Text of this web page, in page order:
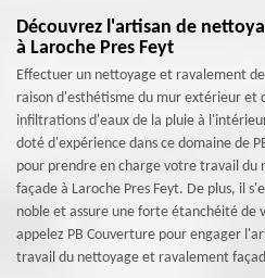
Découvrez l'artisan de
à Laroche Pres Feyt
Effectuer un nettoyage et ravalement
raison d'esthétisme du mur extérieur et
infiltrations d'eaux de la pluie à
doté d'expérience dans ce domaine de
pour prendre en charge votre travail du
façade à Laroche Pres Feyt. De plus, il
noble et assure une forte étanchéité de
appelez PB Couverture pour engager
travail du nettoyage et ravalement